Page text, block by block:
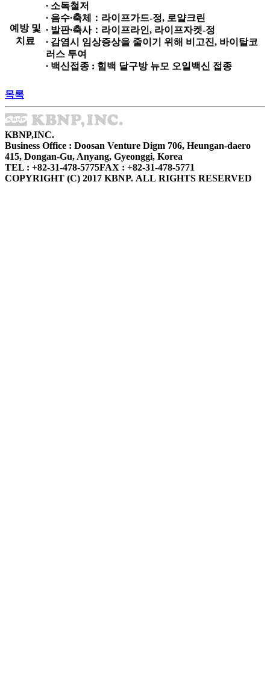
예방 및
치료
∙ 소독철저
∙ 음수∙축체：라이프가드-정, 로얄크린
∙ 발판∙축사：라이프라인, 라이프자켓-정
∙ 감염시 임상증상을 줄이기 위해 비고진, 바이탈코
러스 투여
∙ 백신접종 : 힘백 달구방 뉴모 오일백신 접종
목록
KBNP,INC.
Business Office : Doosan Venture Digm 706, Heungan-daero
415, Dongan-Gu, Anyang, Gyeonggi, Korea
TEL : +82-31-478-5775FAX : +82-31-478-5771
COPYRIGHT (C) 2017 KBNP. ALL RIGHTS RESERVED